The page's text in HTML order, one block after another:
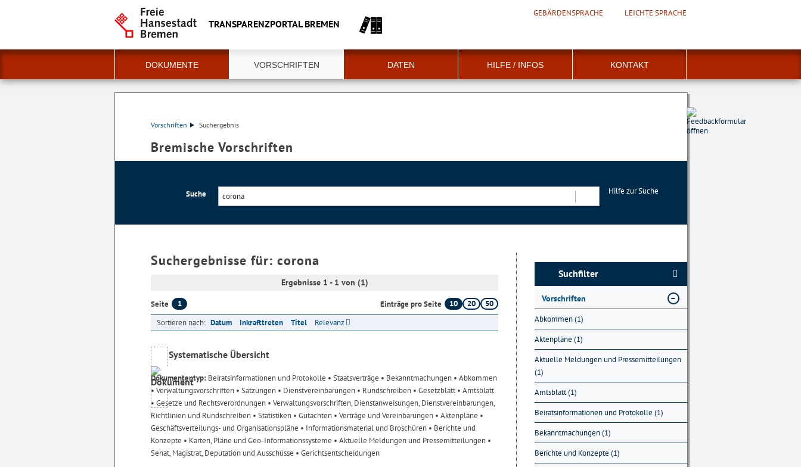
TRANSPARENZPORTAL BREMEN
GEBÄRDENSPRACHE LEICHTE SPRACHE
DOKUMENTE VORSCHRIFTEN DATEN HILFE / INFOS KONTAKT
Vorschriften Suchergebnis
Bremische Vorschriften
Suche
Hilfe zur Suche
Suchergebnisse für: corona
Ergebnisse 1 - 1 von (1)
Seite 1 Einträge pro Seite 10 20
50
Sortieren nach: Datum Inkrafttreten Titel Relevanz
Systematische Übersicht
Dokumententyp: Beiratsinformationen und Protokolle • Staatsverträge • Bekanntmachungen • Abkommen
• Verwaltungsvorschriften • Satzungen • Dienstvereinbarungen • Rundschreiben • Gesetzblatt• Amtsblatt
• Gesetze und Rechtsverordnungen • Verwaltungsvorschriften, Dienstanweisungen, Dienstvereinbarungen,
Richtlinien und Rundschreiben • Statistiken • Gutachten • Verträge und Vereinbarungen • Aktenpläne •
Geschäftsverteilungs- und Organisationspläne • Informationsmaterial und Broschüren • Berichte und
Konzepte • Karten, Pläne und Geo-Informationssysteme • Aktuelle Meldungen und Pressemitteilungen •
Senat, Magistrat, Deputation und Ausschüsse • Gerichtsentscheidungen
Suchfilter
Vorschriften
Abkommen (1)
Aktenpläne (1)
Aktuelle Meldungen und Pressemitteilungen
(1)
Amtsblatt (1)
Beiratsinformationen und Protokolle (1)
Bekanntmachungen (1)
Berichte und Konzepte (1)